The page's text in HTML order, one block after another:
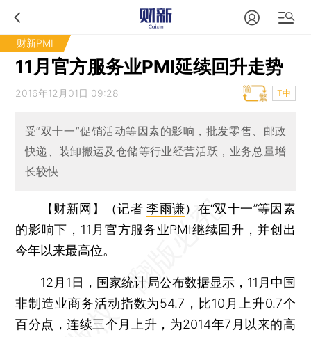
财新PMI
11月官方服务业PMI延续回升走势
2016年12月01日 09:28 T中
受“双十一”促销活动等因素的影响，批发零售、邮政
快递、装卸搬运及仓储等行业经营活跃，业务总量增
长较快
【财新网】（记者李雨谦） 在“双十一”等因素
的影响下，11月官方服务业PMI继续回升，并创出
今年以来最高位。
12月1日，国家统计局公布数据显示，11月中国
非制造业商务活动指数为54.7，比10月上升0.7个
百分点，连续三个月上升，为2014年7月以来的高